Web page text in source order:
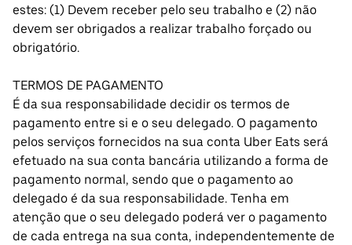
estes: (1) Devem receber pelo seu trabalho e (2) não
devem ser obrigados a realizar trabalho forçado ou
obrigatório.
TERMOS DE PAGAMENTO
É da sua responsabilidade decidir os termos de
pagamento entre si e o seu delegado. O pagamento
pelos serviços fornecidos na sua conta Uber Eats será
efetuado na sua conta bancária utilizando a forma de
pagamento normal, sendo que o pagamento ao
delegado é da sua responsabilidade. Tenha em
atenção que o seu delegado poderá ver o pagamento
de cada entrega na sua conta, independentemente de